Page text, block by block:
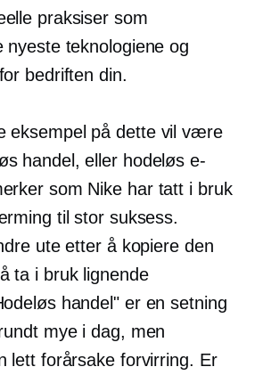
praksiser som
nyeste teknologiene og
bedriften din.
eksempel på dette vil være
handel, eller hodeløs e-
som Nike har tatt i bruk
til stor suksess.
ute etter å kopiere den
ta i bruk lignende
handel" er en setning
mye i dag, men
lett forårsake forvirring. Er